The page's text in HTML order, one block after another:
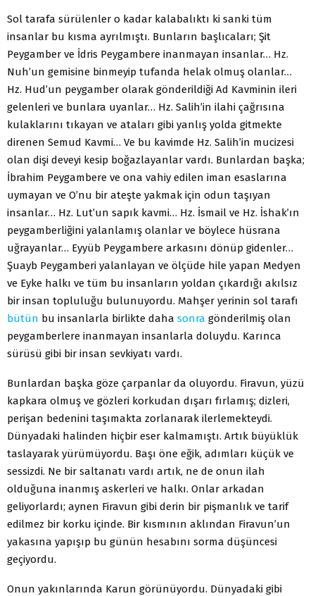
Sol tarafa sürülenler o kadar kalabalıktı ki sanki tüm
insanlar bu kısma ayrılmıştı. Bunların başlıcaları; Şit
Peygamber ve İdris Peygambere inanmayan insanlar… Hz.
Nuh’un gemisine binmeyip tufanda helak olmuş olanlar…
Hz. Hud’un peygamber olarak gönderildiği Ad Kavminin ileri
gelenleri ve bunlara uyanlar… Hz. Salih’in ilahi çağrısına
kulaklarını tıkayan ve ataları gibi yanlış yolda gitmekte
direnen Semud Kavmi… Ve bu kavimde Hz. Salih’in mucizesi
olan dişi deveyi kesip boğazlayanlar vardı. Bunlardan başka;
İbrahim Peygambere ve ona vahiy edilen iman esaslarına
uymayan ve O’nu bir ateşte yakmak için odun taşıyan
insanlar… Hz. Lut’un sapık kavmi… Hz. İsmail ve Hz. İshak’ın
peygamberliğini yalanlamış olanlar ve böylece hüsrana
uğrayanlar… Eyyüb Peygambere arkasını dönüp gidenler…
Şuayb Peygamberi yalanlayan ve ölçüde hile yapan Medyen
ve Eyke halkı ve tüm bu insanların yoldan çıkardığı akılsız
bir insan topluluğu bulunuyordu. Mahşer yerinin sol tarafı
bütün bu insanlarla birlikte daha sonra gönderilmiş olan
peygamberlere inanmayan insanlarla doluydu. Karınca
sürüsü gibi bir insan sevkiyatı vardı.
Bunlardan başka göze çarpanlar da oluyordu. Firavun, yüzü
kapkara olmuş ve gözleri korkudan dışarı fırlamış; dizleri,
perişan bedenini taşımakta zorlanarak ilerlemekteydi.
Dünyadaki halinden hiçbir eser kalmamıştı. Artık büyüklük
taslayarak yürümüyordu. Başı öne eğik, adımları küçük ve
sessizdi. Ne bir saltanatı vardı artık, ne de onun ilah
olduğuna inanmış askerleri ve halkı. Onlar arkadan
geliyorlardı; aynen Firavun gibi derin bir pişmanlık ve tarif
edilmez bir korku içinde. Bir kısmının aklından Firavun’un
yakasına yapışıp bu günün hesabını sorma düşüncesi
geçiyordu.
Onun yakınlarında Karun görünüyordu. Dünyadaki gibi